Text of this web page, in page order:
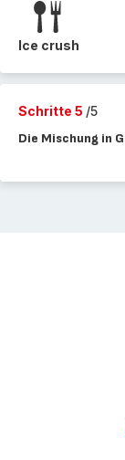
Ice crush
Schritte 5 /5
Die Mischung in